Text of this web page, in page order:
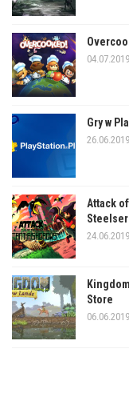
04.07.2019
Gry w
26.06.2019
Attack
24.06.2019
Store
06.06.2019